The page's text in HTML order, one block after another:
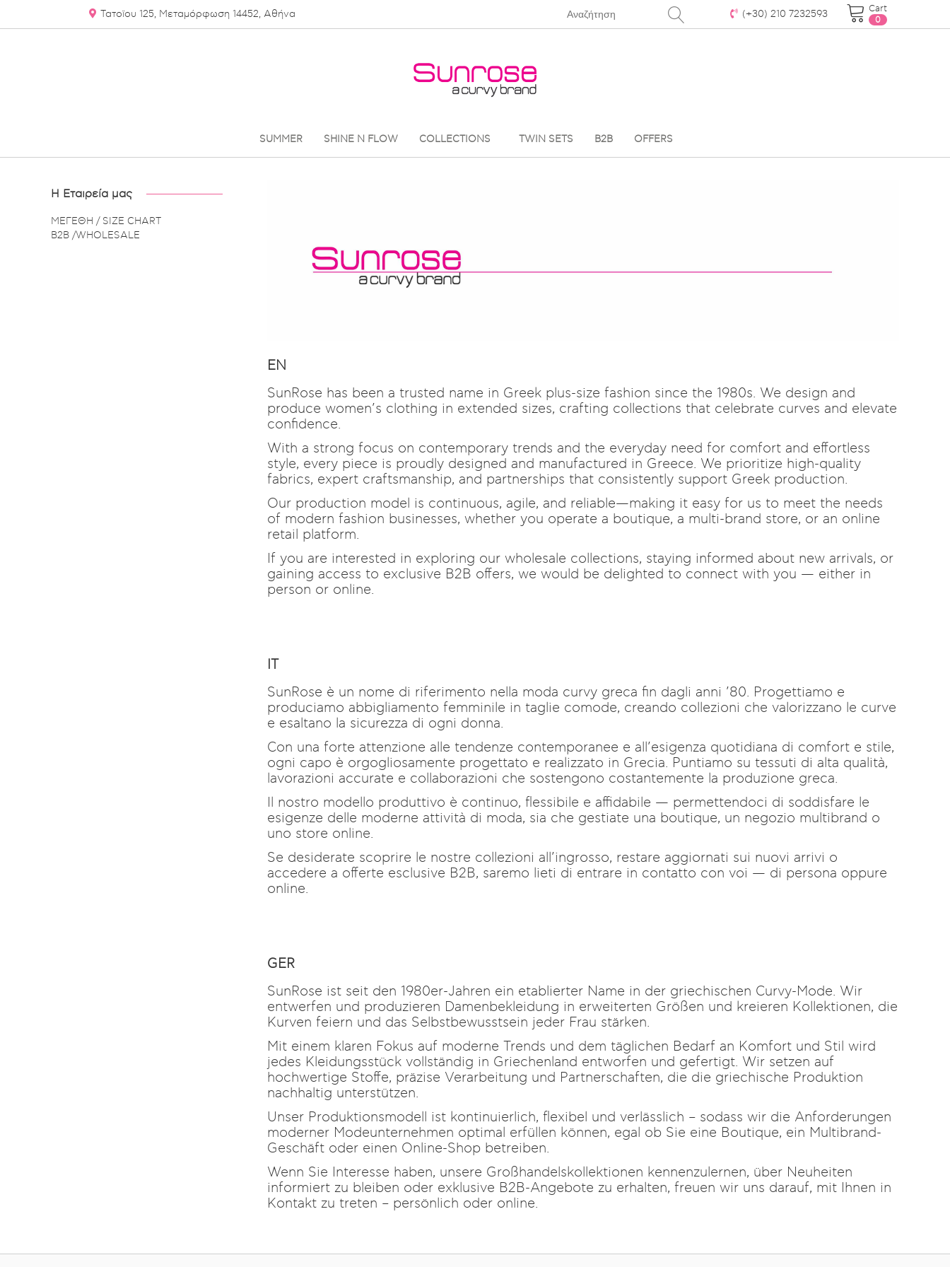
Τατοϊου 125, Μεταμόρφωση 14452, Αθήνα
Cart
0
(+30) 210 7232593
SUMMER SHINE N FLOW COLLECTIONS TWIN SETS B2B OFFERS
Η Εταιρεία μας
ΜΕΓΕΘΗ / SIZE CHART
B2B /WHOLESALE
EN
SunRose has been a trusted name in Greek plus-size fashion since the 1980s. We design and
produce women’s clothing in extended sizes, crafting collections that celebrate curves and elevate
confidence.
With a strong focus on contemporary trends and the everyday need for comfort and effortless
style, every piece is proudly designed and manufactured in Greece. We prioritize high-quality
fabrics, expert craftsmanship, and partnerships that consistently support Greek production.
Our production model is continuous, agile, and reliable—making it easy for us to meet the needs
of modern fashion businesses, whether you operate a boutique, a multi-brand store, or an online
retail platform.
If you are interested in exploring our wholesale collections, staying informed about new arrivals, or
gaining access to exclusive B2B offers, we would be delighted to connect with you — either in
person or online.
IT
SunRose è un nome di riferimento nella moda curvy greca fin dagli anni ’80. Progettiamo e
produciamo abbigliamento femminile in taglie comode, creando collezioni che valorizzano le curve
e esaltano la sicurezza di ogni donna.
Con una forte attenzione alle tendenze contemporanee e all’esigenza quotidiana di comfort e stile,
ogni capo è orgogliosamente progettato e realizzato in Grecia. Puntiamo su tessuti di alta qualità,
lavorazioni accurate e collaborazioni che sostengono costantemente la produzione greca.
Il nostro modello produttivo è continuo, flessibile e affidabile — permettendoci di soddisfare le
esigenze delle moderne attività di moda, sia che gestiate una boutique, un negozio multibrand o
uno store online.
Se desiderate scoprire le nostre collezioni all’ingrosso, restare aggiornati sui nuovi arrivi o
accedere a offerte esclusive B2B, saremo lieti di entrare in contatto con voi — di persona oppure
online.
GER
SunRose ist seit den 1980er-Jahren ein etablierter Name in der griechischen Curvy-Mode. Wir
entwerfen und produzieren Damenbekleidung in erweiterten Größen und kreieren Kollektionen, die
Kurven feiern und das Selbstbewusstsein jeder Frau stärken.
Mit einem klaren Fokus auf moderne Trends und dem täglichen Bedarf an Komfort und Stil wird
jedes Kleidungsstück vollständig in Griechenland entworfen und gefertigt. Wir setzen auf
hochwertige Stoffe, präzise Verarbeitung und Partnerschaften, die die griechische Produktion
nachhaltig unterstützen.
Unser Produktionsmodell ist kontinuierlich, flexibel und verlässlich – sodass wir die Anforderungen
moderner Modeunternehmen optimal erfüllen können, egal ob Sie eine Boutique, ein Multibrand-
Geschäft oder einen Online-Shop betreiben.
Wenn Sie Interesse haben, unsere Großhandelskollektionen kennenzulernen, über Neuheiten
informiert zu bleiben oder exklusive B2B-Angebote zu erhalten, freuen wir uns darauf, mit Ihnen in
Kontakt zu treten – persönlich oder online.